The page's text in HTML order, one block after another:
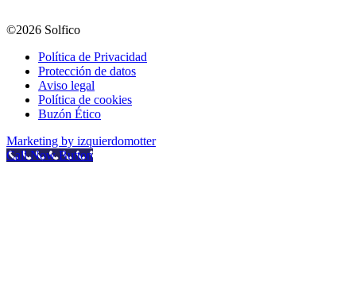
©2026 Solfico
Política de Privacidad
Protección de datos
Aviso legal
Política de cookies
Buzón Ético
Marketing by izquierdomotter
Call Now Button